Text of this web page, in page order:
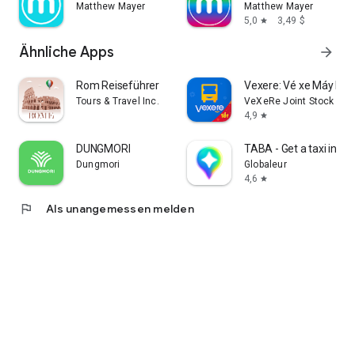
Matthew Mayer
Matthew Mayer
5,0 star 3,49 $
Ähnliche Apps arrow_forward
Rom Reiseführer
Tours & Travel Inc.
Vexere: Vé xe Máy
VeXeRe Joint Stock
4,9 star
DUNGMORI
Dungmori
TABA - Get a taxi in
Globaleur
4,6 star
flag Als unangemessen melden